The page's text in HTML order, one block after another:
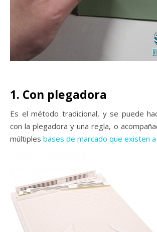
1. Con plegadora
Es el método tradicional, y se puede
con la plegadora y una regla, o
múltiples bases de marcado que existen